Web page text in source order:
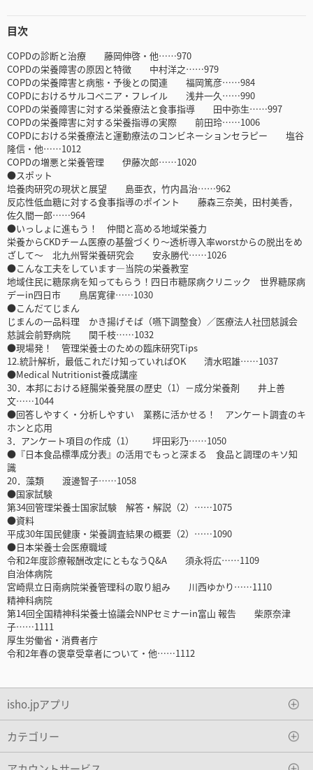
目次
COPDの診断と治療 藤岡伸啓・他……970
COPDの栄養障害の原因と特徴 中村洋之……979
COPDの栄養障害と病態・予後との関連 福岡篤彦……984
COPDにおけるサルコペニア・フレイル 浅井一久……990
COPDの栄養障害に対する栄養療法と食事指導 田中弥生……997
COPDの栄養障害に対する栄養指導の実際 前田玲……1006
COPDにおける栄養療法と運動療法のコンビネーションセラピー 塩谷
隆信・他……1012
COPDの増悪と栄養管理 伊藤次郎……1020
●スポット
培養肉研究の現状と展望 島亜衣，竹内昌治……962
反応性低血糖に対する食事指導のポイント 藤森三奈美，田村美香，
佐久間一郎……964
●いっしょに進もう！ 仲間と高める地域栄養力
栄養からCKDチーム医療の基盤づくり～透析導入率worstからの脱出をめ
ざして～ 北九州腎栄養研究会 安永勝代……1026
●こんな工夫をしています―当院の栄養教室
地域住民に糖尿病を知ってもらう！四日市糖尿病クリニック 世界糖尿病
デーin四日市 鳥居寛律……1030
●こんだてじまん
じまんの一品料理 かき揚げそば（嚥下調整食）／医療法人社団慈誠会
慈誠会前野病院 関千枝……1032
●現場発！ 管理栄養士のための臨床研究Tips
12.統計解析，最低これだけ知っていればOK 清水昭雄……1037
●Medical Nutritionist養成講座
30．本邦における経腸栄養発展の歴史（1）－成分栄養剤 井上善
文……1044
●回答しやすく・分析しやすい 業務に活かせる！ アンケート調査のキ
ホンと応用
3．アンケート項目の作成（1） 坪田彩乃……1050
●『日本食品標準成分表』の活用でもっと深まる 食品と調理のキソ知
識
20．藻類 渡邊智子……1058
●国家試験
第34回管理栄養士国家試験 解答・解説（2）……1075
●資料
平成30年国民健康・栄養調査結果の概要（2）……1090
●日本栄養士会医療職域
令和2年度診療報酬改定にともなうQ&A 須永将広……1109
自治体病院
宮崎県立日南病院栄養管理科の取り組み 川西ゆかり……1110
精神科病院
第14回全国精神科栄養士協議会NNPセミナーin富山 報告 柴原奈津
子……1111
厚生労働省・消費者庁
令和2年春の褒章受章者について・他……1112
isho.jpアプリ
カテゴリー